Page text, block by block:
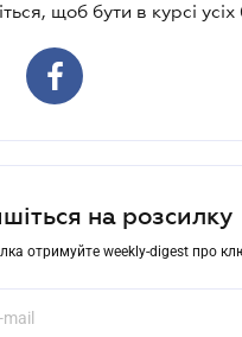
щоб бути в курсі
на розсилку
отримуйте weekly-digest про